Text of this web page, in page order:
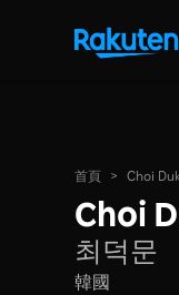
首頁 > Choi
Choi
최덕문
韓國